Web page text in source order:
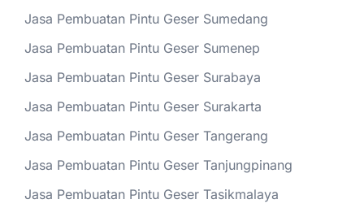
Jasa Pembuatan Pintu Geser Sumedang
Jasa Pembuatan Pintu Geser Sumenep
Jasa Pembuatan Pintu Geser Surabaya
Jasa Pembuatan Pintu Geser Surakarta
Jasa Pembuatan Pintu Geser Tangerang
Jasa Pembuatan Pintu Geser Tanjungpinang
Jasa Pembuatan Pintu Geser Tasikmalaya